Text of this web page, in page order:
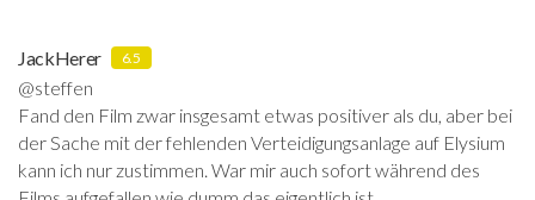
JackHerer 6.5
@steffen
Fand den Film zwar insgesamt etwas positiver als du, aber bei
der Sache mit der fehlenden Verteidigungsanlage auf Elysium
kann ich nur zustimmen. War mir auch sofort während des